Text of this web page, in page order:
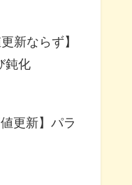
新ならず】
鈍化
更新】パラ